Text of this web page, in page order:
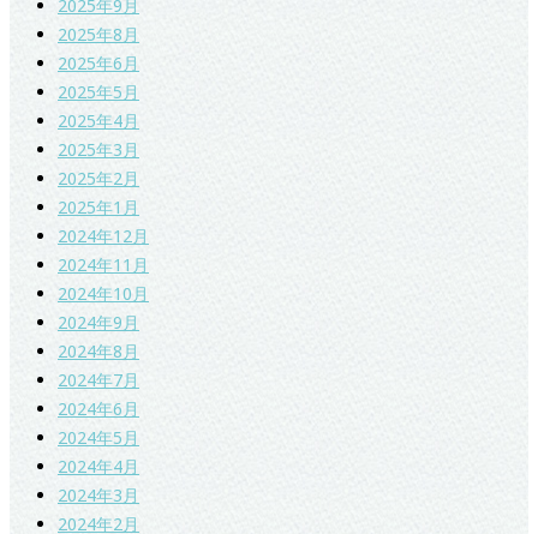
2025年9月
2025年8月
2025年6月
2025年5月
2025年4月
2025年3月
2025年2月
2025年1月
2024年12月
2024年11月
2024年10月
2024年9月
2024年8月
2024年7月
2024年6月
2024年5月
2024年4月
2024年3月
2024年2月